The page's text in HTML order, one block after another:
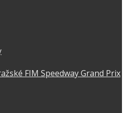
FIM Speedway Grand Prix